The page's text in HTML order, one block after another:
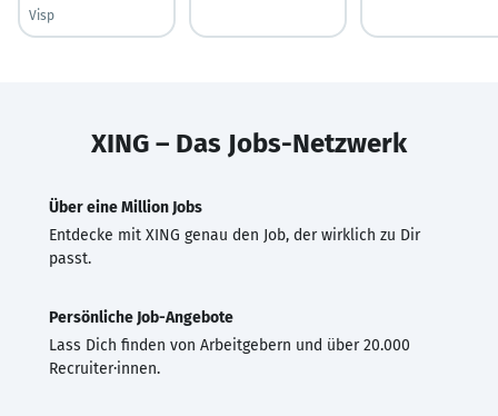
Visp
XING – Das Jobs-Netzwerk
Über eine Million Jobs
Entdecke mit XING genau den Job, der wirklich zu Dir
passt.
Persönliche Job-Angebote
Lass Dich finden von Arbeitgebern und über 20.000
Recruiter·innen.